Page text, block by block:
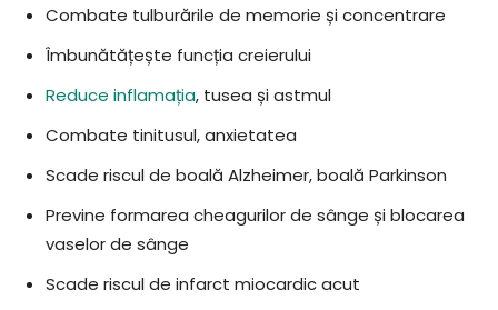
Combate tulburările de memorie și concentrare
Îmbunătățește funcția creierului
Reduce inflamația, tusea și astmul
Combate tinitusul, anxietatea
Scade riscul de boală Alzheimer, boală Parkinson
Previne formarea cheagurilor de sânge și blocarea
vaselor de sânge
Scade riscul de infarct miocardic acut